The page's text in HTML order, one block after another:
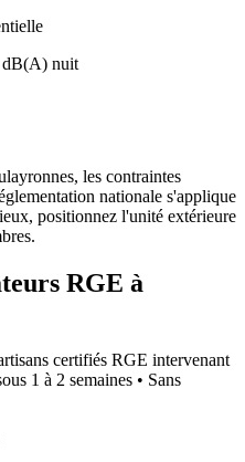
dB(A) nuit
les contraintes
nationale s'applique
positionnez l'unité extérieure
RGE à
certifiés RGE intervenant
1 à 2 semaines • Sans